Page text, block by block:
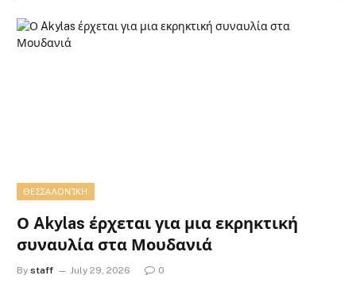
ΘΕΣΣΑΛΟΝΊΚΗ
Ο Akylas έρχεται για μια εκρηκτική
συναυλία στα Μουδανιά
By staff July 29, 2026 0